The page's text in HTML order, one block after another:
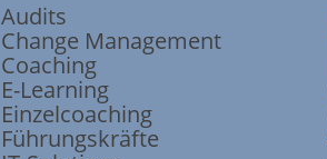
Audits
Change Management
Coaching
E-Learning
Einzelcoaching
Führungskräfte